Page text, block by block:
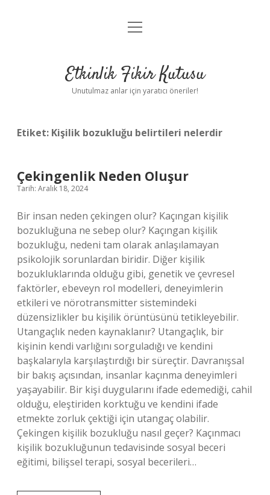
Anasayfa
Yasal Uyarı
menüyü
Etkinlik Fikir Kutusu
Unutulmaz anlar için yaratıcı öneriler!
Etiket: Kişilik bozukluğu belirtileri nelerdir
Çekingenlik Neden Oluşur
Tarih: Aralık 18, 2024
Bir insan neden çekingen olur? Kaçıngan kişilik
bozukluğuna ne sebep olur? Kaçıngan kişilik
bozukluğu, nedeni tam olarak anlaşılamayan
psikolojik sorunlardan biridir. Diğer kişilik
bozukluklarında olduğu gibi, genetik ve çevresel
faktörler, ebeveyn rol modelleri, deneyimlerin
etkileri ve nörotransmitter sistemindeki
düzensizlikler bu kişilik örüntüsünü tetikleyebilir.
Utangaçlık neden kaynaklanır? Utangaçlık, bir
kişinin kendi varlığını sorguladığı ve kendini
başkalarıyla karşılaştırdığı bir süreçtir. Davranışsal
bir bakış açısından, insanlar kaçınma deneyimleri
yaşayabilir. Bir kişi duygularını ifade edemediği, cahil
olduğu, eleştiriden korktuğu ve kendini ifade
etmekte zorluk çektiği için utangaç olabilir.
Çekingen kişilik bozukluğu nasıl geçer? Kaçınmacı
kişilik bozukluğunun tedavisinde sosyal beceri
eğitimi, bilişsel terapi, sosyal becerileri…